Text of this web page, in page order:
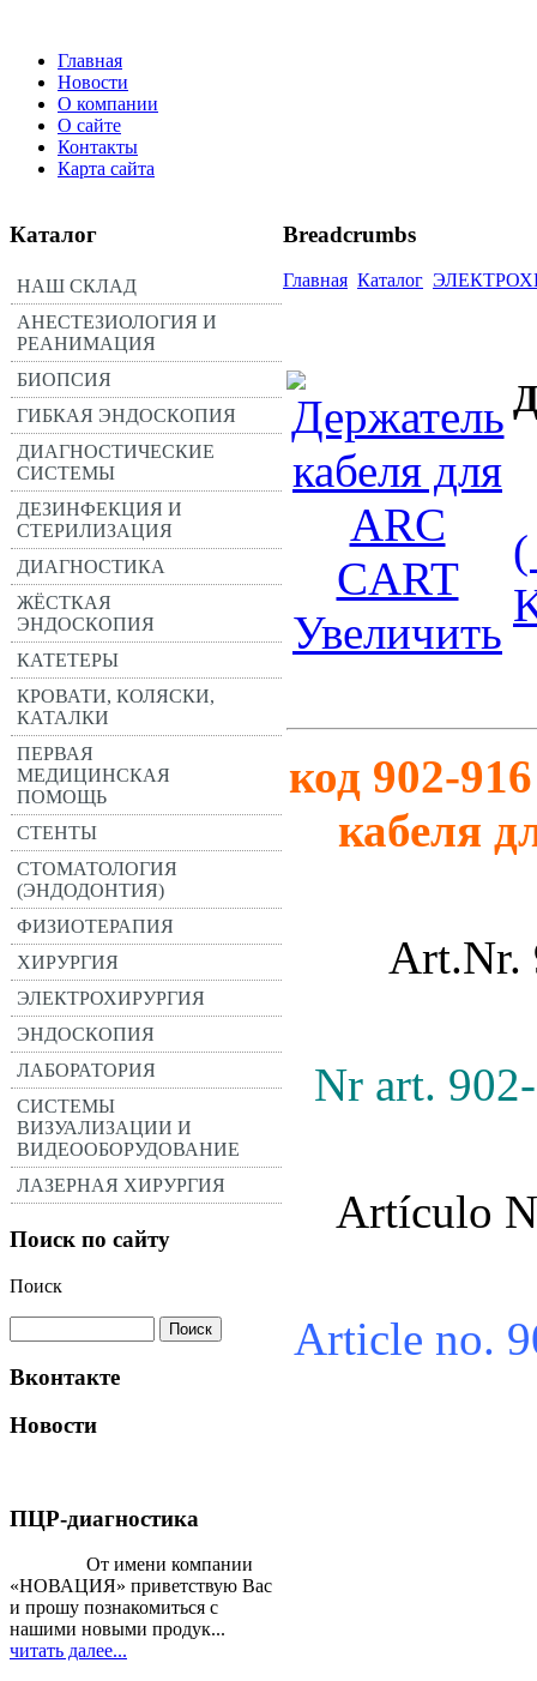
Главная
Новости
О компании
О сайте
Контакты
Карта сайта
Каталог
НАШ СКЛАД
АНЕСТЕЗИОЛОГИЯ И
РЕАНИМАЦИЯ
БИОПСИЯ
ГИБКАЯ ЭНДОСКОПИЯ
ДИАГНОСТИЧЕСКИЕ
СИСТЕМЫ
ДЕЗИНФЕКЦИЯ И
СТЕРИЛИЗАЦИЯ
ДИАГНОСТИКА
ЖЁСТКАЯ
ЭНДОСКОПИЯ
КАТЕТЕРЫ
КРОВАТИ, КОЛЯСКИ,
КАТАЛКИ
ПЕРВАЯ
МЕДИЦИНСКАЯ
ПОМОЩЬ
СТЕНТЫ
СТОМАТОЛОГИЯ
(ЭНДОДОНТИЯ)
ФИЗИОТЕРАПИЯ
ХИРУРГИЯ
ЭЛЕКТРОХИРУРГИЯ
ЭНДОСКОПИЯ
ЛАБОРАТОРИЯ
СИСТЕМЫ
ВИЗУАЛИЗАЦИИ И
ВИДЕООБОРУДОВАНИЕ
ЛАЗЕРНАЯ ХИРУРГИЯ
Поиск по сайту
Поиск
Вконтакте
Новости
ПЦР-диагностика
От имени компании
«НОВАЦИЯ» приветствую Вас
и прошу познакомиться с
нашими новыми продук...
читать далее...
Breadcrumbs
Главная Каталог
Увеличить
код 902-
кабеля
Art.Nr.
Nr art.
Artículo
Article no.